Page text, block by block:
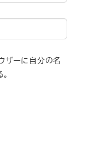
ザーに自分の名